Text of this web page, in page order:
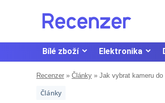
Bílé zboží Elektronika
Recenzer » Články » Jak vybrat kameru do
Články